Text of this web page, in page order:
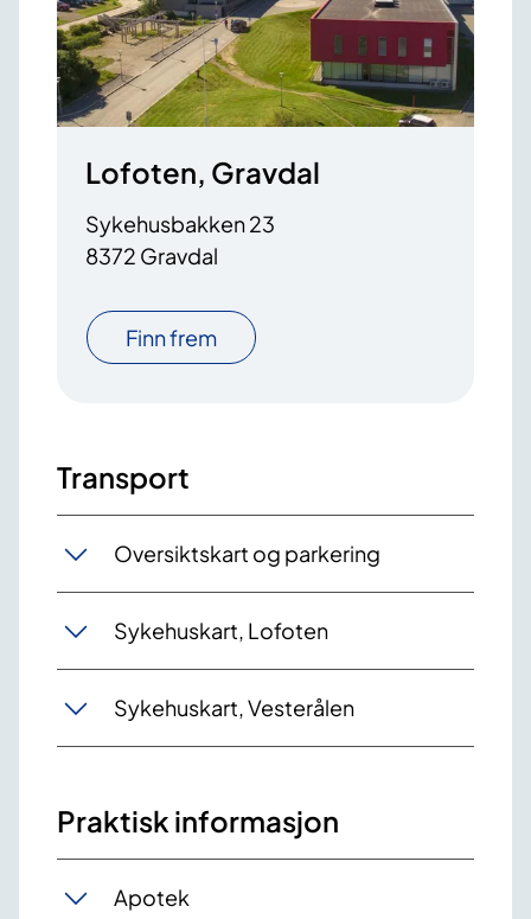
Lofoten, Gravdal
Sykehusbakken 23
8372 Gravdal
Finn frem
Transport
Oversiktskart og parkering
Sykehuskart, Lofoten
Sykehuskart, Vesterålen
Praktisk informasjon
Apotek